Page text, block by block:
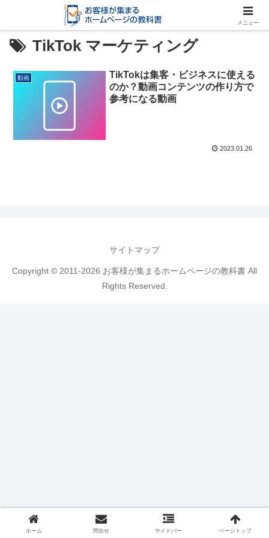
TikTok マーケティング
動画
TikTokは集客・ビジネスに使える
のか？動画コンテンツの作り方で
参考になる動画
2023.01.26
サイトマップ
Copyright © 2011-2026 お客様が集まるホームページの教科書 All
Rights Reserved.
メニュー
ホーム 問合せ サイドバー ページトップ